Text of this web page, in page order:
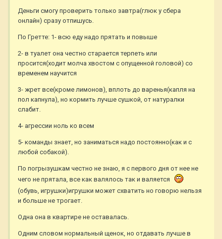
Деньги смогу проверить только завтра(глюк у сбера
онлайн) сразу отпишусь.
По Гретте: 1- всю еду надо прятать и повыше
2- в туалет она честно старается терпеть или
просится(ходит молча хвостом с опущенной головой) со
временем научится
3- жрет все(кроме лимонов), вплоть до варенья(капля на
пол капнула), но кормить лучше сушкой, от натуралки
слабит.
4- агрессии ноль ко всем
5- команды знает, но заниматься надо постоянно(как и с
любой собакой).
По погрызушкам честно не знаю, я с первого дня от нее не
чего не прятала, все как валялось так и валяется
(обувь, игрушки)игрушки может схватить но говорю нельзя
и больше не трогает.
Одна она в квартире не оставалась.
Одним словом нормальный щенок, но отдавать лучше в